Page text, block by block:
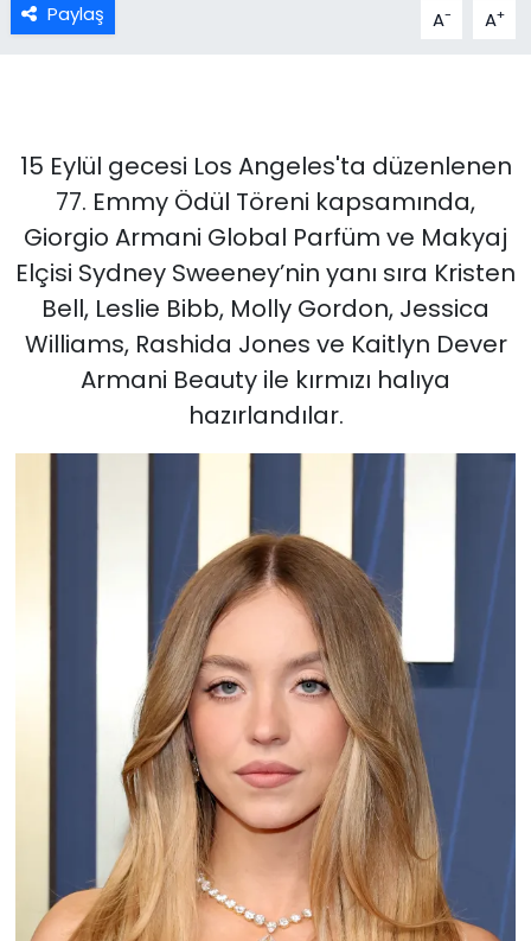
Paylaş A- A+
15 Eylül gecesi Los Angeles'ta düzenlenen
77. Emmy Ödül Töreni kapsamında,
Giorgio Armani Global Parfüm ve Makyaj
Elçisi Sydney Sweeney’nin yanı sıra Kristen
Bell, Leslie Bibb, Molly Gordon, Jessica
Williams, Rashida Jones ve Kaitlyn Dever
Armani Beauty ile kırmızı halıya
hazırlandılar.